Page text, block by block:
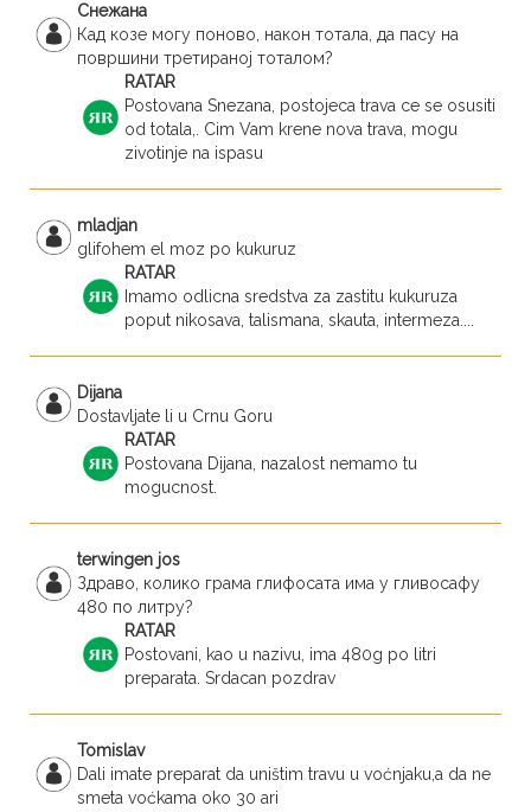
Снежана
Кад козе могу поново, након тотала, да пасу на
површини третираној тоталом?
RATAR
Postovana Snezana, postojeca trava ce se osusiti
od totala,. Cim Vam krene nova trava, mogu
zivotinje na ispasu
mladjan
glifohem el moz po kukuruz
RATAR
Imamo odlicna sredstva za zastitu kukuruza
poput nikosava, talismana, skauta, intermeza....
Dijana
Dostavljate li u Crnu Goru
RATAR
Postovana Dijana, nazalost nemamo tu
mogucnost.
terwingen jos
Здраво, колико грама глифосата има у гливосафу
480 по литру?
RATAR
Postovani, kao u nazivu, ima 480g po litri
preparata. Srdacan pozdrav
Tomislav
Dali imate preparat da uništim travu u voćnjaku,a da ne
smeta voćkama oko 30 ari